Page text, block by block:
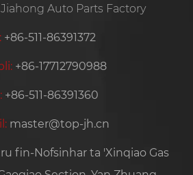
Auto Parts Factory
+86-511-86391372
+86-17712790988
+86-511-86391360
master@top-jh.cn
fin-Nofsinhar ta 'Xinqiao Gas